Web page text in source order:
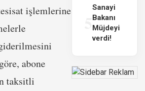
işlemlerine
abone
taksitli
Sanayi
Bakanı
Müjdeyi
verdi!